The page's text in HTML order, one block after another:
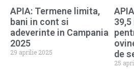
APIA: Termene limita,
bani in cont si
adeverinte in Campania
2025
29 aprilie 2025
de
25